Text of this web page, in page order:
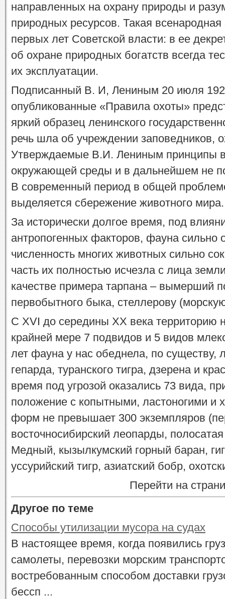
направленных на охрану природы и
природных ресурсов. Такая
первых лет Советской власти: в ее
об охране природных богатств всегда
их эксплуатации.
Подписанный В. И, Лениным 20 июля
опубликованные «Правила охоты»
яркий образец ленинского
речь шла об учреждении заповедников,
Утверждаемые В.И. Лениным принципы
окружающей среды и в дальнейшем не
В современный период в общей
выделяется сбережение животного мира.
За исторически долгое время, под
антропогенных факторов, фауна сильно
численность многих животных сильно
часть их полностью исчезла с лица
качестве примера тарпана – вымерший
первобытного быка, стеллерову
С XVI до середины XX века территорию
крайней мере 7 подвидов и 5 видов
лет фауна у нас обеднела, по
гепарда, туранского тигра, дзерена и
время под угрозой оказались 73 вида,
положение с копытными, ластоногими и
форм не превышает 300 экземпляров
восточносибирский леопарды,
Медный, кызылкумский горный баран,
уссурийский тигр, азиатский бобр,
Перейти на
Другое по теме
Способы утилизации мусора на судах
В настоящее время, когда появились
самолеты, перевозки морским
востребованным способом доставки
бессп ...